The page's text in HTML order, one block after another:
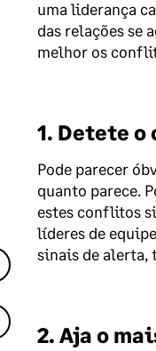
uma liderança
das relações se
melhor os
1. Detete
Pode parecer
quanto parece.
estes conflitos
líderes de
sinais de alerta,
2. Aja o